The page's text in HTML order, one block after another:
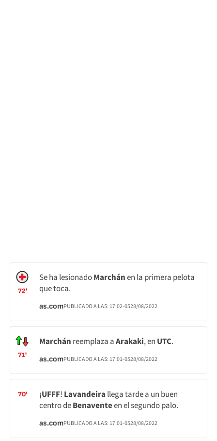
72'
Se ha lesionadoMarchánen la primera pelota
que toca.
as.comPUBLICADO A LAS: 17:02-0528/08/2022
71'
Marchán reemplaza aArakaki, en UTC.
as.comPUBLICADO A LAS: 17:01-0528/08/2022
70' ¡UFFF! Lavandeira llega tarde a un buen
centro deBenaventeen el segundo palo.
as.comPUBLICADO A LAS: 17:01-0528/08/2022